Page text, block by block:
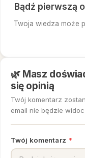
Bądź pierwszą
Twoja wiedza może
🌿 Masz
się opinią
Twój komentarz
email nie będzie
Twój komentarz *